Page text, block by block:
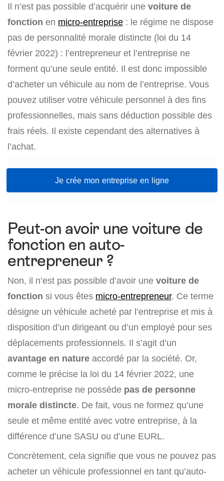
Il n’est pas possible d’acquérir une voiture de
fonction en micro-entreprise : le régime ne dispose
pas de personnalité morale distincte (loi du 14
février 2022) : l’entrepreneur et l’entreprise ne
forment qu’une seule entité. Il est donc impossible
d’acheter un véhicule au nom de l’entreprise. Vous
pouvez utiliser votre véhicule personnel à des fins
professionnelles, mais sans déduction possible des
frais réels. Il existe cependant des alternatives à
l’achat.
Je crée mon entreprise en ligne
Peut-on avoir une voiture de
fonction en auto-
entrepreneur ?
Non, il n’est pas possible d’avoir une voiture de
fonction si vous êtes micro-entrepreneur. Ce terme
désigne un véhicule acheté par l’entreprise et mis à
disposition d’un dirigeant ou d’un employé pour ses
déplacements professionnels. Il s’agit d’un
avantage en nature accordé par la société. Or,
comme le précise la loi du 14 février 2022, une
micro-entreprise ne possède pas de personne
morale distincte. De fait, vous ne formez qu’une
seule et même entité avec votre entreprise, à la
différence d’une SASU ou d’une EURL.
Concrètement, cela signifie que vous ne pouvez pas
acheter un véhicule professionnel en tant qu’auto-